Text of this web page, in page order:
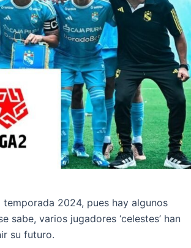
2024, pues hay algunos
varios jugadores ‘celestes’ han
su futuro.